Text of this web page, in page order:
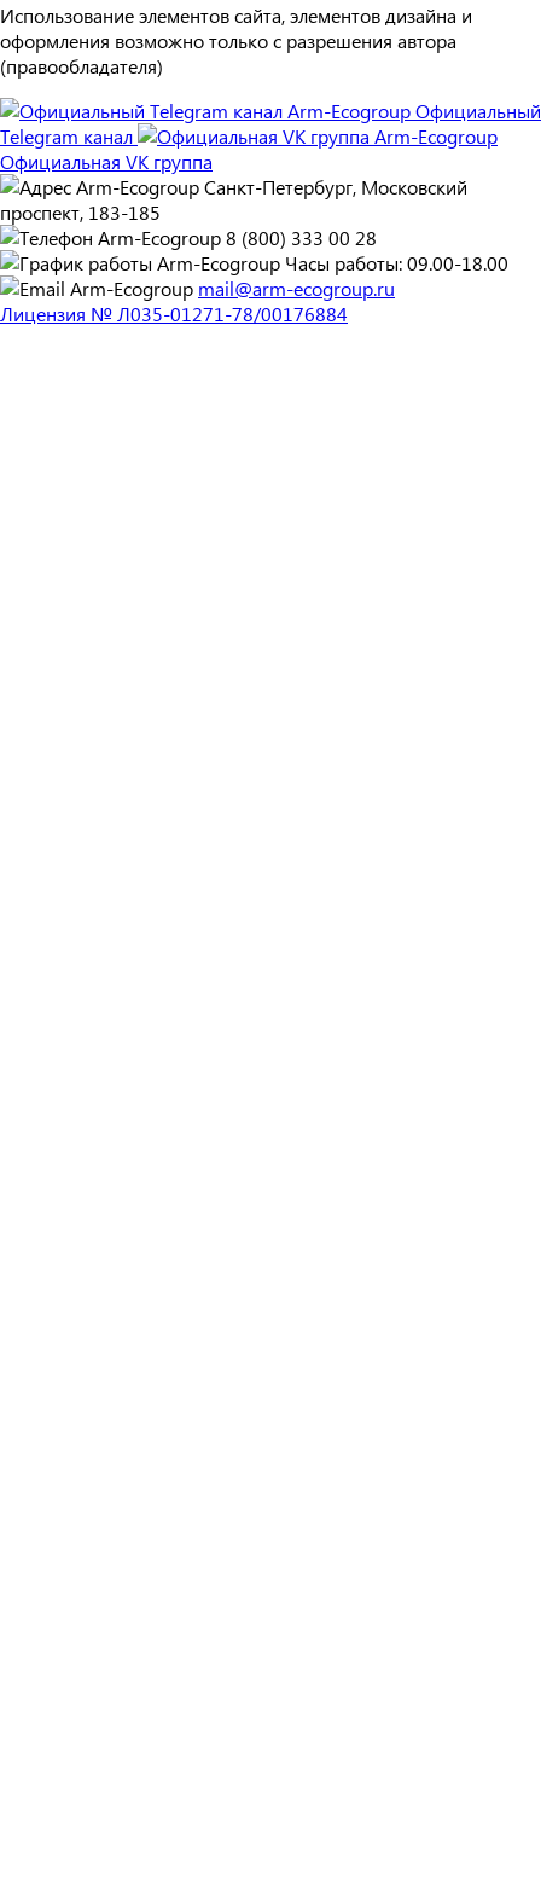
Использование элементов сайта, элементов дизайна и
оформления возможно только с разрешения автора
(правообладателя)
Официальный
Telegram канал
Официальная VK группа
Санкт-Петербург, Московский
проспект, 183-185
8 (800) 333 00 28
Часы работы: 09.00-18.00
mail@arm-ecogroup.ru
Лицензия № Л035-01271-78/00176884